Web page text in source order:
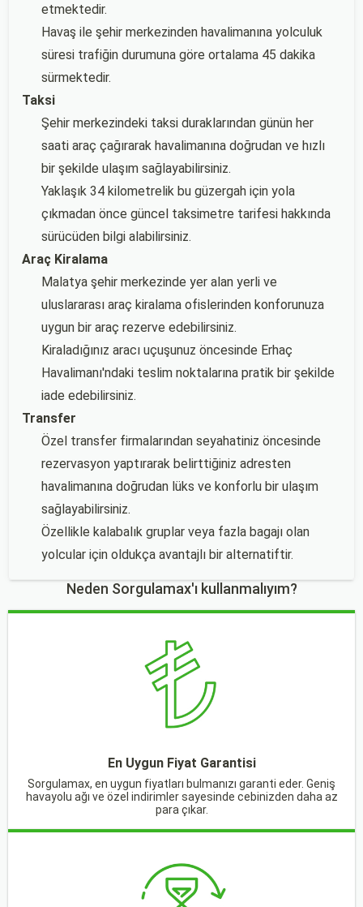
etmektedir.
Havaş ile şehir merkezinden havalimanına yolculuk
süresi trafiğin durumuna göre ortalama 45 dakika
sürmektedir.
Taksi
Şehir merkezindeki taksi duraklarından günün her
saati araç çağırarak havalimanına doğrudan ve hızlı
bir şekilde ulaşım sağlayabilirsiniz.
Yaklaşık 34 kilometrelik bu güzergah için yola
çıkmadan önce güncel taksimetre tarifesi hakkında
sürücüden bilgi alabilirsiniz.
Araç Kiralama
Malatya şehir merkezinde yer alan yerli ve
uluslararası araç kiralama ofislerinden konforunuza
uygun bir araç rezerve edebilirsiniz.
Kiraladığınız aracı uçuşunuz öncesinde Erhaç
Havalimanı'ndaki teslim noktalarına pratik bir şekilde
iade edebilirsiniz.
Transfer
Özel transfer firmalarından seyahatiniz öncesinde
rezervasyon yaptırarak belirttiğiniz adresten
havalimanına doğrudan lüks ve konforlu bir ulaşım
sağlayabilirsiniz.
Özellikle kalabalık gruplar veya fazla bagajı olan
yolcular için oldukça avantajlı bir alternatiftir.
Neden Sorgulamax'ı kullanmalıyım?
En Uygun Fiyat Garantisi
Sorgulamax, en uygun fiyatları bulmanızı garanti eder. Geniş
havayolu ağı ve özel indirimler sayesinde cebinizden daha az
para çıkar.